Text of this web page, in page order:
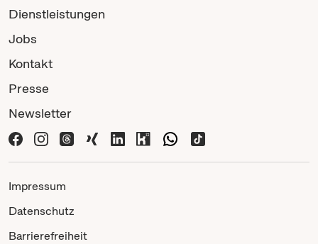
Dienstleistungen
Jobs
Kontakt
Presse
Newsletter
Impressum
Datenschutz
Barrierefreiheit